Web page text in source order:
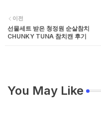
이전
선물세트 받은 청정원 순살참치
CHUNKY TUNA 참치캔 후기
You May Like